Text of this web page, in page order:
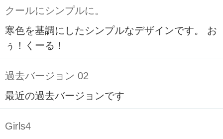
クールにシンプルに。
寒色を基調にしたシンプルなデザインです。 お
ぅ！くーる！
過去バージョン 02
最近の過去バージョンです
Girls4